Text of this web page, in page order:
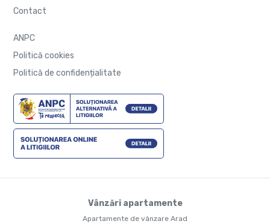
Contact
ANPC
Politică cookies
Politică de confidențialitate
Vânzări apartamente
Apartamente de vânzare Arad